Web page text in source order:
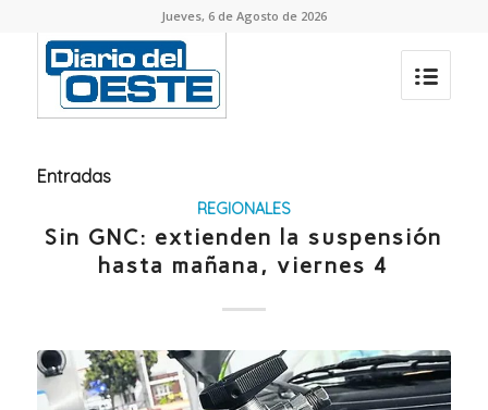
Jueves, 6 de Agosto de 2026
Entradas
REGIONALES
Sin GNC: extienden la suspensión
hasta mañana, viernes 4